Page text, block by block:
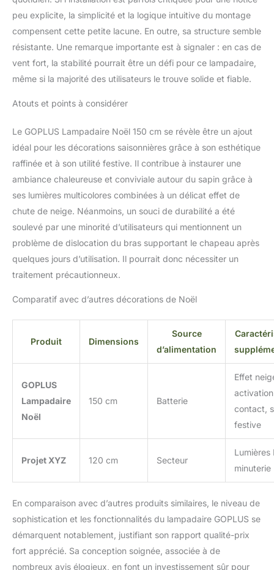
peu explicite, la simplicité et la logique intuitive du montage
compensent cette petite lacune. En outre, sa structure semble
résistante. Une remarque importante est à signaler : en cas de
vent fort, la stabilité pourrait être un défi pour ce lampadaire,
même si la majorité des utilisateurs le trouve solide et fiable.
Atouts et points à considérer
Le GOPLUS Lampadaire Noël 150 cm se révèle être un ajout
idéal pour les décorations saisonnières grâce à son esthétique
raffinée et à son utilité festive. Il contribue à instaurer une
ambiance chaleureuse et conviviale autour du sapin grâce à
ses lumières multicolores combinées à un délicat effet de
chute de neige. Néanmoins, un souci de durabilité a été
soulevé par une minorité d’utilisateurs qui mentionnent un
problème de dislocation du bras supportant le chapeau après
quelques jours d’utilisation. Il pourrait donc nécessiter un
traitement précautionneux.
Comparatif avec d’autres décorations de Noël
Produit Dimensions
Source
d’alimentation
GOPLUS
Lampadaire
Noël
150 cm Batterie
Effet
contact,
festive
Projet XYZ 120 cm Secteur
Lumières
minuterie
En comparaison avec d’autres produits similaires, le niveau de
sophistication et les fonctionnalités du lampadaire GOPLUS se
démarquent notablement, justifiant son rapport qualité-prix
fort apprécié. Sa conception soignée, associée à de
nombreux avis élogieux, en font un investissement sûr pour